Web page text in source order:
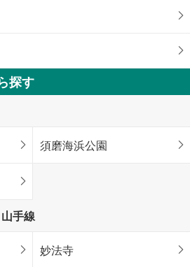
探す
須磨海浜公園
手線
妙法寺